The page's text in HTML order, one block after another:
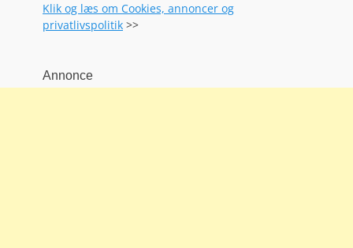
Klik og læs om Cookies, annoncer og
privatlivspolitik >>
Annonce